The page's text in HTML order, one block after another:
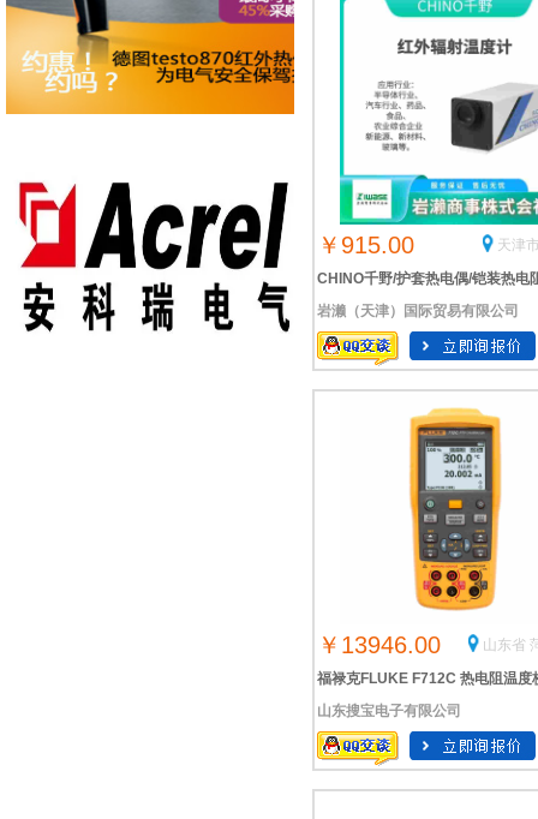
￥915.00
天津
CHINO千野/护套热电偶/铠装热电
度计/SC
岩濑（天津）国际贸易有限公司
￥13946.00
山东省
福禄克FLUKE F712C 热电阻温度
仪 RTD温度校准 温度信号
山东搜宝电子有限公司